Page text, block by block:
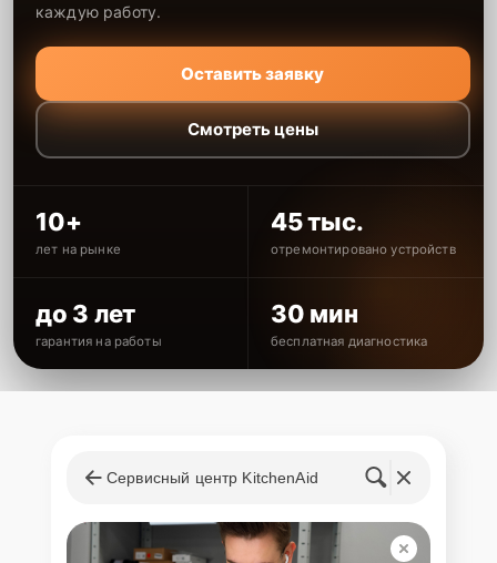
каждую работу.
Оставить заявку
Смотреть цены
10+
лет на рынке
45 тыс.
отремонтировано устройств
до 3 лет
гарантия на работы
30 мин
бесплатная диагностика
Сервисный центр KitchenAid